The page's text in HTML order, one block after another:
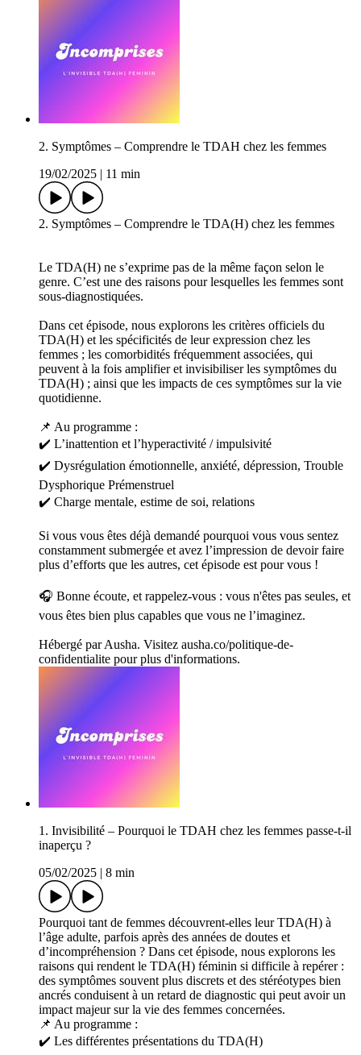
2. Symptômes – Comprendre le TDAH chez les femmes
19/02/2025
11 min
2. Symptômes – Comprendre le TDA(H) chez les femmes
Le TDA(H) ne s’exprime pas de la même façon selon le
genre. C’est une des raisons pour lesquelles les femmes sont
sous-diagnostiquées.
Dans cet épisode, nous explorons les critères officiels du
TDA(H) et les spécificités de leur expression chez les
femmes ; les comorbidités fréquemment associées, qui
peuvent à la fois amplifier et invisibiliser les symptômes du
TDA(H) ; ainsi que les impacts de ces symptômes sur la vie
quotidienne.
📌 Au programme :
✔️ L’inattention et l’hyperactivité / impulsivité
✔️ Dysrégulation émotionnelle, anxiété, dépression, Trouble
Dysphorique Prémenstruel
✔️ Charge mentale, estime de soi, relations
Si vous vous êtes déjà demandé pourquoi vous vous sentez
constamment submergée et avez l’impression de devoir faire
plus d’efforts que les autres, cet épisode est pour vous !
🎧 Bonne écoute, et rappelez-vous : vous n'êtes pas seules, et
vous êtes bien plus capables que vous ne l’imaginez.
Hébergé par Ausha. Visitez ausha.co/politique-de-
confidentialite pour plus d'informations.
1. Invisibilité – Pourquoi le TDAH chez les femmes passe-t-il
inaperçu ?
05/02/2025
8 min
Pourquoi tant de femmes découvrent-elles leur TDA(H) à
l’âge adulte, parfois après des années de doutes et
d’incompréhension ? Dans cet épisode, nous explorons les
raisons qui rendent le TDA(H) féminin si difficile à repérer :
des symptômes souvent plus discrets et des stéréotypes bien
ancrés conduisent à un retard de diagnostic qui peut avoir un
impact majeur sur la vie des femmes concernées.
📌 Au programme :
✔️ Les différentes présentations du TDA(H)